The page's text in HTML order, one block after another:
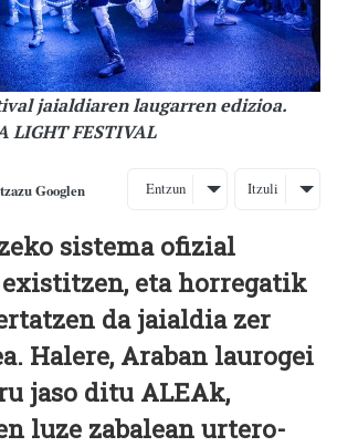
jaialdiaren laugarren edizioa.
LIGHT FESTIVAL
Googlen Entzun Itzuli
sistema ofizial
eta horregatik
da jaialdia zer
Halere, Araban laurogei
jaso ditu ALEAk,
luze zabalean urtero-